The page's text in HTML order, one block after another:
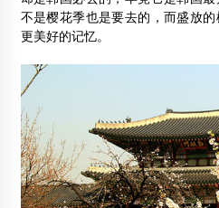
2014年1月26日
2018年9月15日
不是樱花季也是要去的，而盛放
更美好的记忆。